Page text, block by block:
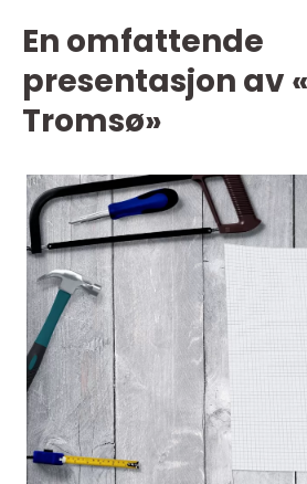
En omfattende
presentasjon av
Tromsø»